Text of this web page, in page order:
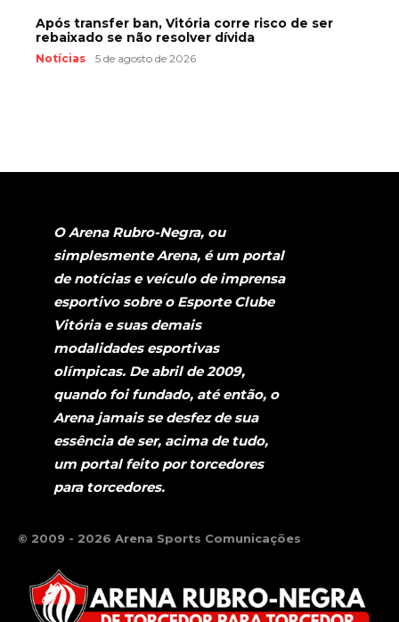
Após transfer ban, Vitória corre risco de ser
rebaixado se não resolver dívida
Notícias 5 de agosto de 2026
O Arena Rubro-Negra, ou
simplesmente Arena, é um portal
de notícias e veículo de imprensa
esportivo sobre o Esporte Clube
Vitória e suas demais
modalidades esportivas
olímpicas. De abril de 2009,
quando foi fundado, até então, o
Arena jamais se desfez de sua
essência de ser, acima de tudo,
um portal feito por torcedores
para torcedores.
© 2009 - 2026 Arena Sports Comunicações